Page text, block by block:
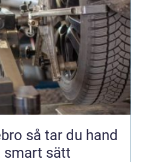
hand
smart sätt